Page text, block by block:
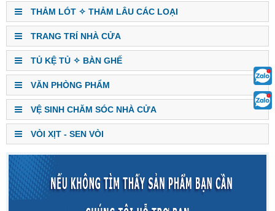
THẢM LÓT ✧ THẢM LÂU CÁC LOẠI
TRANG TRÍ NHÀ CỬA
TỦ KỆ TỦ ✧ BÀN GHẾ
VĂN PHÒNG PHẨM
VỆ SINH CHĂM SÓC NHÀ CỬA
VÒI XỊT - SEN VÒI